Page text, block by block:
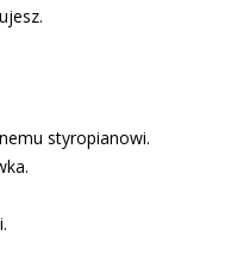
styropianowi.